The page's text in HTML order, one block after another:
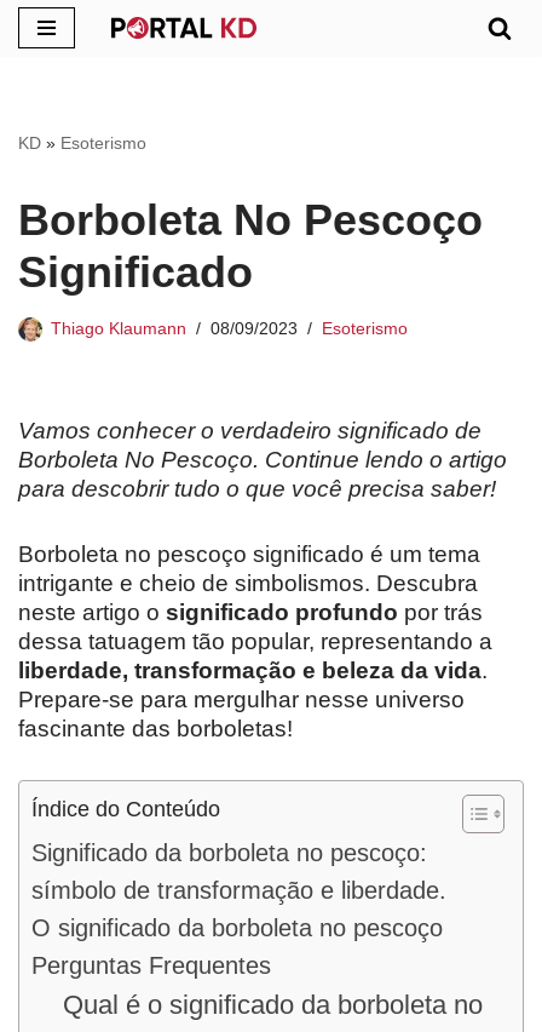
conteúdo
KD » Esoterismo
Borboleta No Pescoço
Significado
Thiago Klaumann 08/09/2023 Esoterismo
Vamos conhecer o verdadeiro significado de
Borboleta No Pescoço. Continue lendo o artigo
para descobrir tudo o que você precisa saber!
Borboleta no pescoço significado é um tema
intrigante e cheio de simbolismos. Descubra
neste artigo o significado profundo por trás
dessa tatuagem tão popular, representando a
liberdade, transformação e beleza da vida.
Prepare-se para mergulhar nesse universo
fascinante das borboletas!
Índice do Conteúdo
Significado da borboleta no pescoço:
símbolo de transformação e liberdade.
O significado da borboleta no pescoço
Perguntas Frequentes
Qual é o significado da borboleta no